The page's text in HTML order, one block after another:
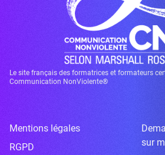
Le site français des formatrices et formateurs
Communication NonViolente®
Mentions légales
RGPD
sur